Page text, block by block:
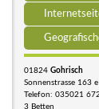
01824 Gohrisch
Sonnenstrasse 163 e
Telefon: 035021
3 Betten